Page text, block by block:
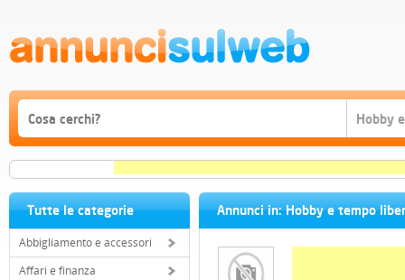
Tutte le categorie
Abbigliamento e accessori
Affari e finanza
Annunci in: Hobby e tempo